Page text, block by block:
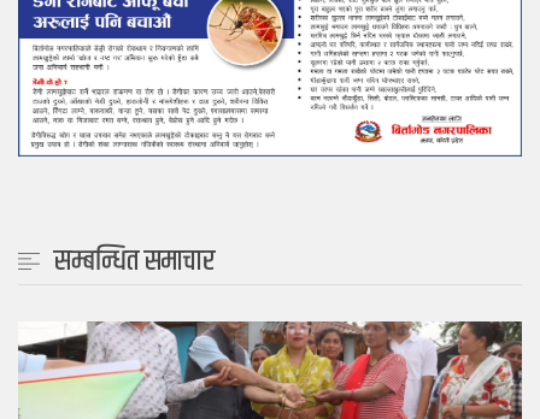
सम्बन्धित समाचार